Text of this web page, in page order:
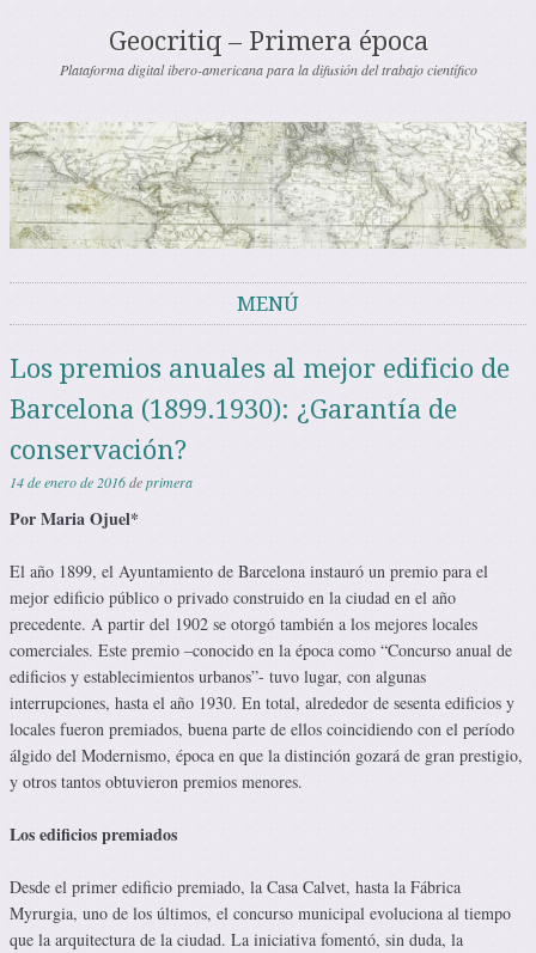
Geocritiq – Primera época
Plataforma digital ibero-americana para la difusión del trabajo científico
MENÚ
Los premios anuales al mejor edificio de
Barcelona (1899.1930): ¿Garantía de
conservación?
14 de enero de 2016deprimera
Por Maria Ojuel*
El año 1899, el Ayuntamiento de Barcelona instauró un premio para el
mejor edificio público o privado construido en la ciudad en el año
precedente. A partir del 1902 se otorgó también a los mejores locales
comerciales. Este premio –conocido en la época como “Concurso anual de
edificios y establecimientos urbanos”- tuvo lugar, con algunas
interrupciones, hasta el año 1930. En total, alrededor de sesenta edificios y
locales fueron premiados, buena parte de ellos coincidiendo con el período
álgido del Modernismo, época en que la distinción gozará de gran prestigio,
y otros tantos obtuvieron premios menores.
Los edificios premiados
Desde el primer edificio premiado, la Casa Calvet, hasta la Fábrica
Myrurgia, uno de los últimos, el concurso municipal evoluciona al tiempo
que la arquitectura de la ciudad. La iniciativa fomentó, sin duda, la